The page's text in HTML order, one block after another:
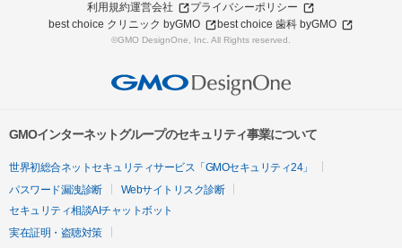
利用規約運営会社
プライバシーポリシー
best choice クリニック byGMO
best choice 歯科 byGMO
©GMO DesignOne, Inc. All Rights reserved.
GMOインターネットグループのセキュリティ事業について
世界初総合ネットセキュリティサービス「GMOセキュリティ24」
パスワード漏洩診断
Webサイトリスク診断
セキュリティ相談AIチャットボット
実在証明・盗聴対策